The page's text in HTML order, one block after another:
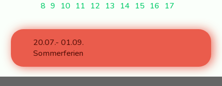
8 9 10 11 12 13 14 15 16 17
20.07.- 01.09.
Sommerferien